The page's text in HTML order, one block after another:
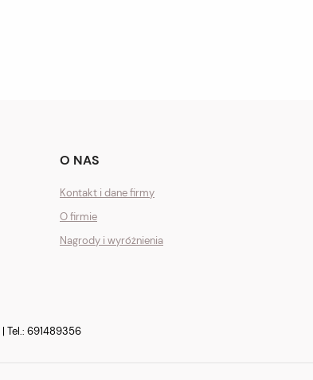
O NAS
Kontakt i dane firmy
O firmie
Nagrody i wyróżnienia
| Tel.: 691489356